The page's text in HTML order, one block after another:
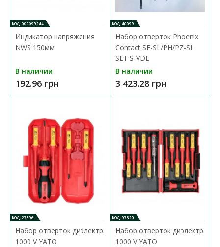
Индикатор напряжения NWS 150мм
Доступность: В наличии
Индикатор напряжения NWS 150мм ( 020E-60 )
ХАРАКТЕРИСТИКИ: длина: 150 мм длина клинка: 60 мм д..
192.96 грн
В КОРЗИНУ
В сравнения
КОД: 000099244
Индикатор напряжения
NWS 150мм
В наличии
192.96 грн
КОД: 40099
Набор отверток Phoenix
Contact SF-SL/PH/PZ-SL
SET S-VDE
В наличии
3 423.28 грн
КОД: 27596
Набор отверток диэлектр.
1000 V YATO
КОД: 97520
Набор отверток диэлектр.
1000 V YATO